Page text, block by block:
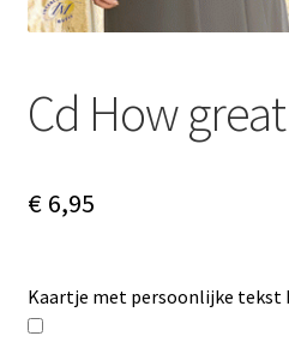
Cd How
€6,95
Kaartje met persoonlijke tekst